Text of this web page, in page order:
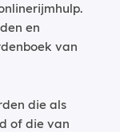
en
van
die als
of die van